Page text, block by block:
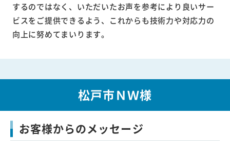
するのではなく、いただいたお声を参考により良いサー
ビスをご提供できるよう、これからも技術力や対応力の
向上に努めてまいります。
松戸市ＮＷ様
お客様からのメッセージ